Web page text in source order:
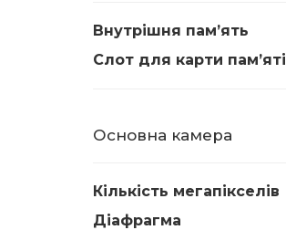
Внутрішня памʼять
Слот для карти памʼяті
Основна камера
Кількість мегапікселів
Діафрагма